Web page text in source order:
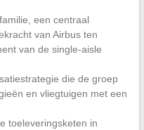
een centraal
van Airbus ten
van de single-aisle
die de groep
en vliegtuigen met een
toeleveringsketen in